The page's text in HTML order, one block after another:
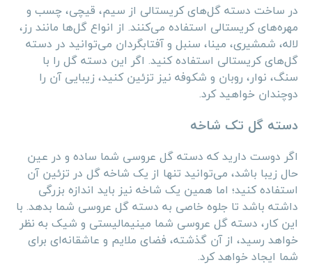
در ساخت دسته گل‌های کریستالی از سیم، قیچی، چسب و
مهره‌های کریستالی استفاده می‌کنند. از انواع گل‌ها مانند رز،
لاله، شمشیری، مینا، سنبل و آفتابگردان می‌توانید در دسته
گل‌های کریستالی استفاده کنید. اگر این دسته گل را با
سنگ، نوار، روبان و شکوفه نیز تزئین کنید، زیبایی آن را
دوچندان خواهید کرد.
دسته گل تک شاخه
اگر دوست دارید که دسته گل عروسی شما ساده و در عین
حال زیبا باشد، می‌توانید تنها از یک شاخه گل در تزئین آن
استفاده کنید؛ اما همین یک شاخه نیز باید اندازه بزرگی
داشته باشد تا جلوه خاصی به دسته گل عروسی شما بدهد. با
این کار، دسته گل عروسی شما مینیمالیستی و شیک به نظر
خواهد رسید، از آن گذشته، فضای ملایم و عاشقانه‌ای برای
شما ایجاد خواهد کرد.